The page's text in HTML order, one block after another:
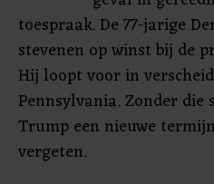
toespraak. De 77-jarige
stevenen op winst bij de
Hij loopt voor in
Pennsylvania. Zonder
Trump een nieuwe
vergeten.